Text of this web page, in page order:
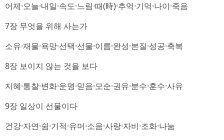
어제·오늘·내일·속도·느림·때(時)·추억·기억·나이·죽음
7장 무엇을 위해 사는가
소유·재물·욕망·선택·선물·이름·완성·본질·성공·축복
8장 보이지 않는 것을 보다
지혜·통찰·변화·운명·믿음·모순·권유·분수·훈수·사유
9장 일상이 선물이다
건강·자연·쉼·기적·유머·소음·사랑·자비·조화·나눔